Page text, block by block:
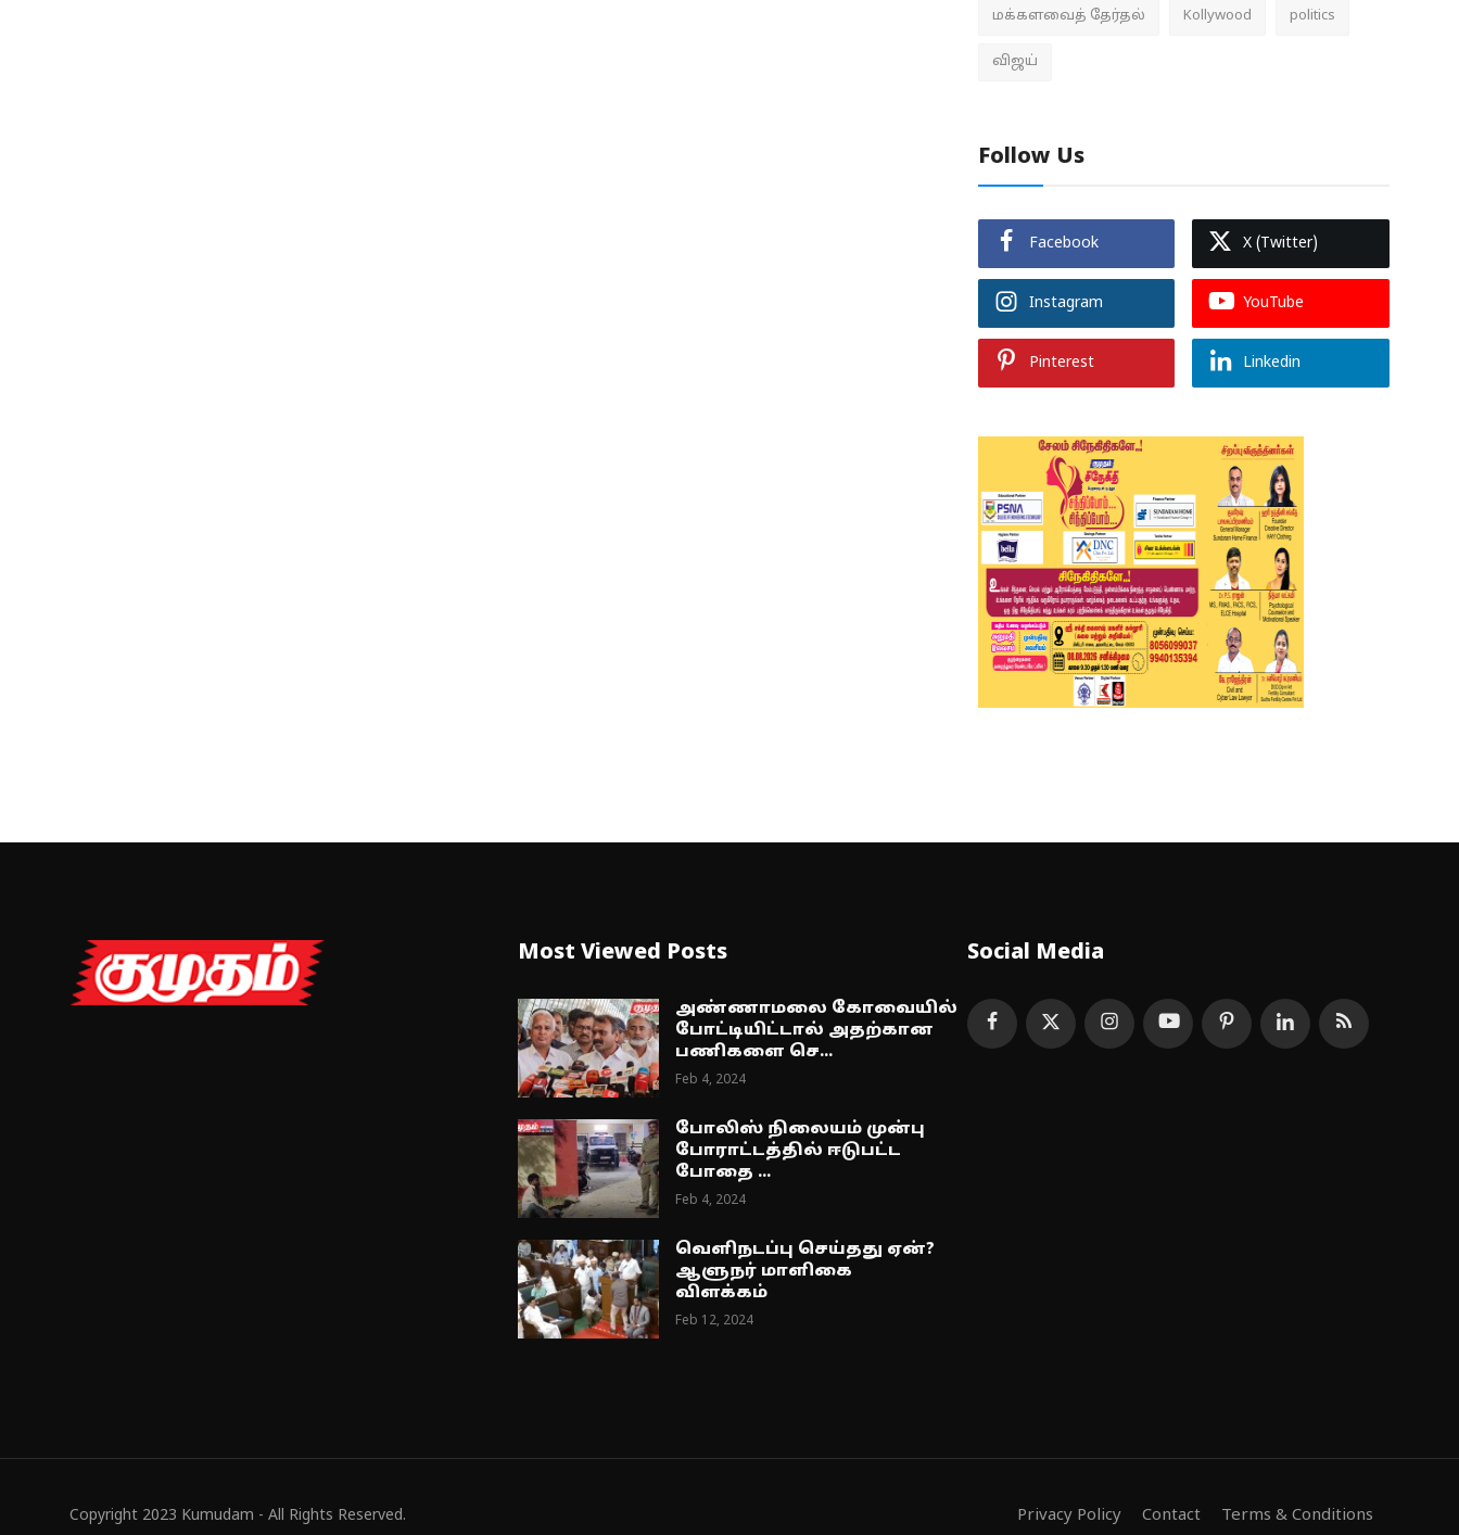
மக்களவைத் தேர்தல் Kollywood politics
விஜய்
Follow Us
Facebook X (Twitter)
Instagram YouTube
Pinterest Linkedin
Most Viewed Posts
அண்ணாமலை கோவையில்
போட்டியிட்டால் அதற்கான
பணிகளை செ...
Feb 4, 2024
போலிஸ் நிலையம் முன்பு
போராட்டத்தில் ஈடுபட்ட
போதை ...
Feb 4, 2024
வெளிநடப்பு செய்தது ஏன்?
ஆளுநர் மாளிகை
விளக்கம்
Feb 12, 2024
Social Media
Copyright 2023 Kumudam - All Rights Reserved. Privacy Policy Contact Terms & Conditions